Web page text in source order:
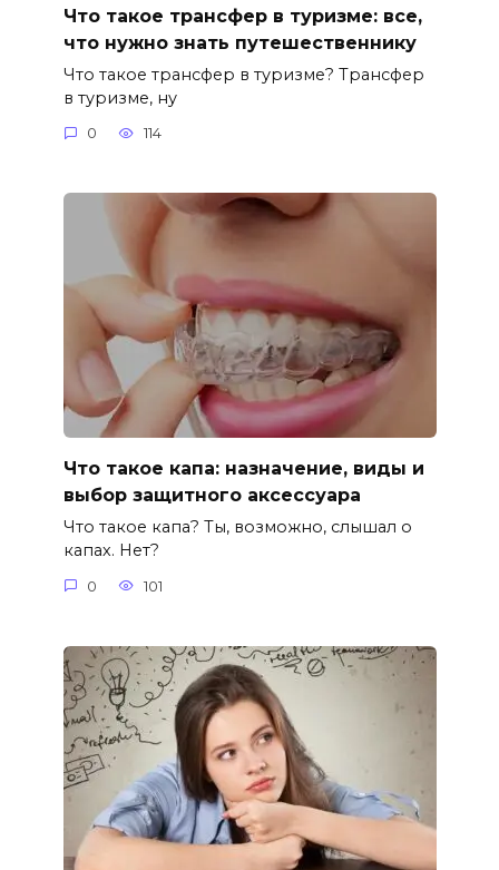
Что такое трансфер в туризме: все,
что нужно знать путешественнику
Что такое трансфер в туризме? Трансфер
в туризме, ну
0 114
Что такое капа: назначение, виды и
выбор защитного аксессуара
Что такое капа? Ты, возможно, слышал о
капах. Нет?
0 101